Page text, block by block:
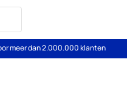
meer dan 2.000.000 klanten